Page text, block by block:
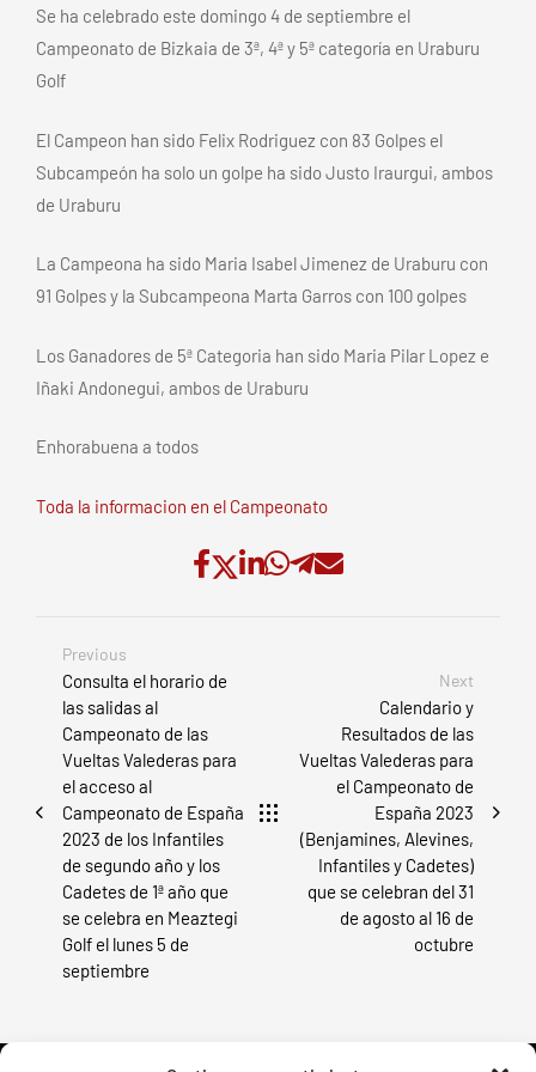
Se ha celebrado este domingo 4 de septiembre el
Campeonato de Bizkaia de 3ª, 4ª y 5ª categoría en Uraburu
Golf
El Campeon han sido Felix Rodriguez con 83 Golpes el
Subcampeón ha solo un golpe ha sido Justo Iraurgui, ambos
de Uraburu
La Campeona ha sido Maria Isabel Jimenez de Uraburu con
91 Golpes y la Subcampeona Marta Garros con 100 golpes
Los Ganadores de 5ª Categoria han sido Maria Pilar Lopez e
Iñaki Andonegui, ambos de Uraburu
Enhorabuena a todos
Toda la informacion en el Campeonato
Previous
Consulta el horario de
las salidas al
Campeonato de las
Vueltas Valederas para
el acceso al
Campeonato de España
2023 de los Infantiles
de segundo año y los
Cadetes de 1ª año que
se celebra en Meaztegi
Golf el lunes 5 de
septiembre
Next
Calendario y
Resultados de las
Vueltas Valederas para
el Campeonato de
España 2023
(Benjamines, Alevines,
Infantiles y Cadetes)
que se celebran del 31
de agosto al 16 de
octubre